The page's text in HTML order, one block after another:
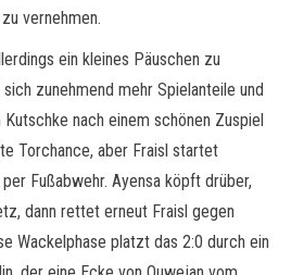
vernehmen.
ein kleines Päuschen zu
zunehmend mehr Spielanteile und
nach einem schönen Zuspiel
Torchance, aber Fraisl startet
Fußabwehr. Ayensa köpft drüber,
dann rettet erneut Fraisl gegen
Wackelphase platzt das 2:0 durch ein